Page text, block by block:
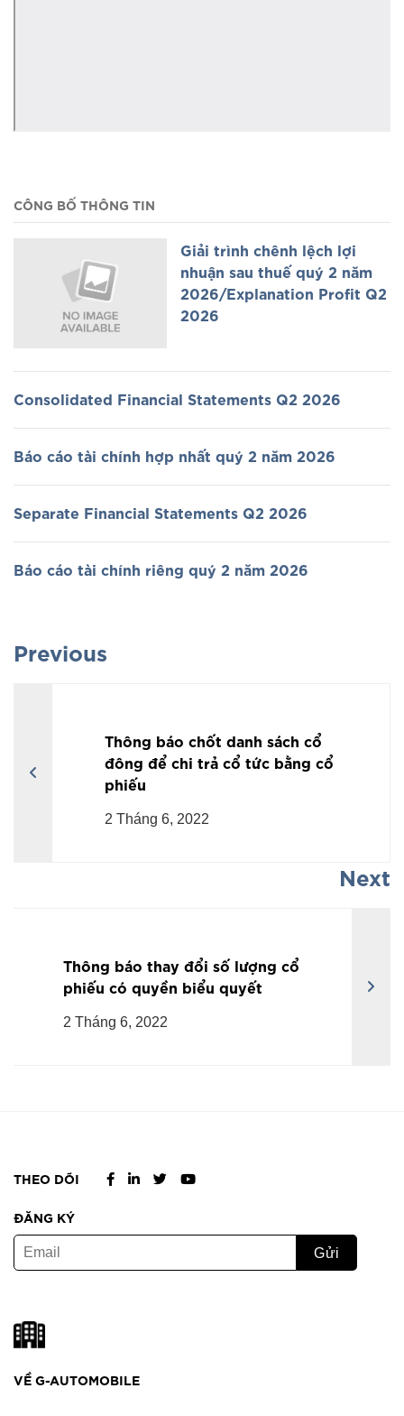
CÔNG BỐ THÔNG TIN
Giải trình chênh lệch lợi
nhuận sau thuế quý 2 năm
2026/Explanation Profit Q2
2026
Consolidated Financial Statements Q2 2026
Báo cáo tài chính hợp nhất quý 2 năm 2026
Separate Financial Statements Q2 2026
Báo cáo tài chính riêng quý 2 năm 2026
Previous
Thông báo chốt danh sách cổ
đông để chi trả cổ tức bằng cổ
phiếu
2 Tháng 6, 2022
Next
Thông báo thay đổi số lượng cổ
phiếu có quyền biểu quyết
2 Tháng 6, 2022
THEO DÕI
ĐĂNG KÝ
VỀ G-AUTOMOBILE